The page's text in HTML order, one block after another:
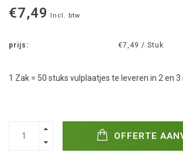
€7,49 Incl. btw
prijs: €7,49 / Stuk
1 Zak = 50 stuks vulplaatjes te leveren in 2 en 3
OFFERTE